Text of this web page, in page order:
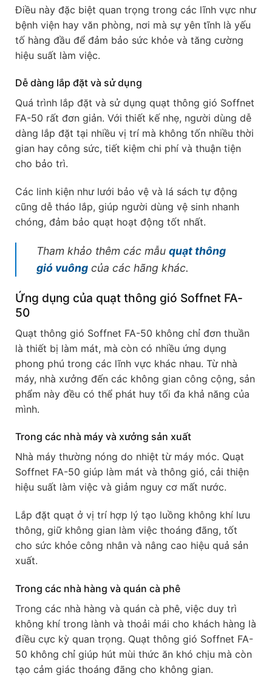
Điều này đặc biệt quan trọng trong các lĩnh vực như
bệnh viện hay văn phòng, nơi mà sự yên tĩnh là yếu
tố hàng đầu để đảm bảo sức khỏe và tăng cường
hiệu suất làm việc.
Dễ dàng lắp đặt và sử dụng
Quá trình lắp đặt và sử dụng quạt thông gió Soffnet
FA-50 rất đơn giản. Với thiết kế nhẹ, người dùng dễ
dàng lắp đặt tại nhiều vị trí mà không tốn nhiều thời
gian hay công sức, tiết kiệm chi phí và thuận tiện
cho bảo trì.
Các linh kiện như lưới bảo vệ và lá sách tự động
cũng dễ tháo lắp, giúp người dùng vệ sinh nhanh
chóng, đảm bảo quạt hoạt động tốt nhất.
Tham khảo thêm các mẫu quạt thông
gió vuông của các hãng khác.
Ứng dụng của quạt thông gió Soffnet FA-
50
Quạt thông gió Soffnet FA-50 không chỉ đơn thuần
là thiết bị làm mát, mà còn có nhiều ứng dụng
phong phú trong các lĩnh vực khác nhau. Từ nhà
máy, nhà xưởng đến các không gian công cộng, sản
phẩm này đều có thể phát huy tối đa khả năng của
mình.
Trong các nhà máy và xưởng sản xuất
Nhà máy thường nóng do nhiệt từ máy móc. Quạt
Soffnet FA-50 giúp làm mát và thông gió, cải thiện
hiệu suất làm việc và giảm nguy cơ mất nước.
Lắp đặt quạt ở vị trí hợp lý tạo luồng không khí lưu
thông, giữ không gian làm việc thoáng đãng, tốt
cho sức khỏe công nhân và nâng cao hiệu quả sản
xuất.
Trong các nhà hàng và quán cà phê
Trong các nhà hàng và quán cà phê, việc duy trì
không khí trong lành và thoải mái cho khách hàng là
điều cực kỳ quan trọng. Quạt thông gió Soffnet FA-
50 không chỉ giúp hút mùi thức ăn khó chịu mà còn
tạo cảm giác thoáng đãng cho không gian.